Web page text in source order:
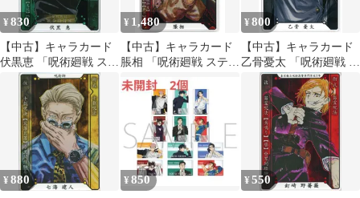
¥830
【中古】キャラカード
伏黒恵 「呪術廻戦 ステ
ータスカードコレクシ
ョン 第1弾」
¥ 1,480
【中古】キャラカード
脹相 「呪術廻戦 ステー
タスカードコレクショ
ン 第1弾」
¥800
【中古】キャラカード
乙骨憂太 「呪術廻戦 ス
テータスカードコレク
ション 第1弾」
¥880 ¥ 850 ¥550